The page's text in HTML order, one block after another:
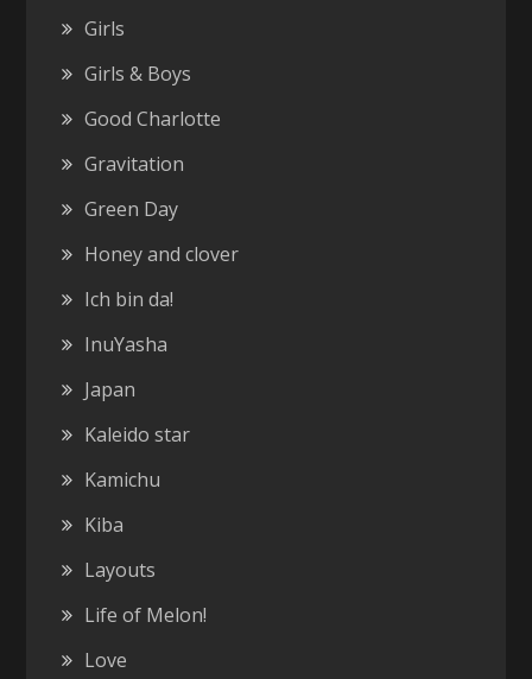
Girls
Girls & Boys
Good Charlotte
Gravitation
Green Day
Honey and clover
Ich bin da!
InuYasha
Japan
Kaleido star
Kamichu
Kiba
Layouts
Life of Melon!
Love